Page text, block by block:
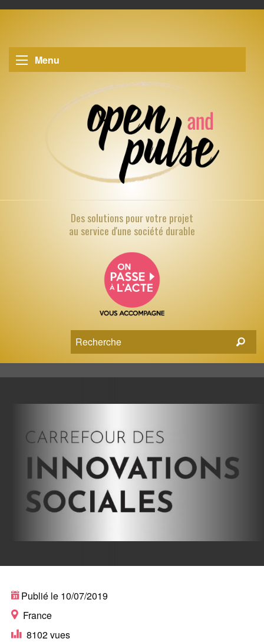
Menu
Des solutions pourvotre projet
au service d'une société durable
ANNUAIRE DES
Publié le 10/07/2019
France
8102 vues